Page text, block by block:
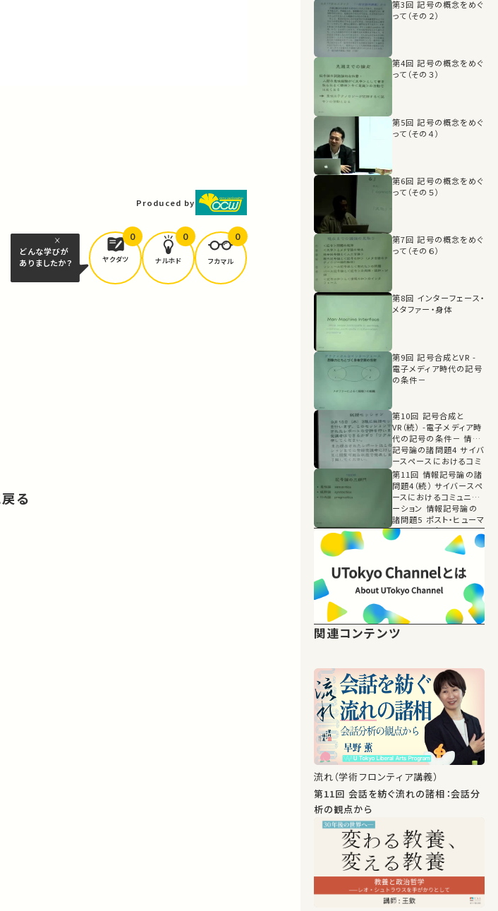
Produced by
どんな学びが
ありましたか？
ヤクダツ
0
ナルホド
0
フカマル
0
る
第3回 記号の概念をめぐ
って（その２）
第4回 記号の概念をめぐ
って（その３）
第5回 記号の概念をめぐ
って（その４）
第6回 記号の概念をめぐ
って（その５）
第7回 記号の概念をめぐ
って（その６）
第8回 インターフェース・
メタファー・身体
第9回 記号合成とVR -
電子メディア時代の記号
の条件－
第10回 記号合成と
VR（続） -電子メディア時
代の記号の条件－ 情報
記号論の諸問題4 サイバ
ースペースにおけるコミ
ュニケーション
第11回 情報記号論の諸
問題4（続） サイバースペ
ースにおけるコミュニケ
ーション 情報記号論の
諸問題5 ポスト・ヒューマ
ンにおける条件
関連コンテンツ
流れ（学術フロンティア講義）
第11回 会話を紡ぐ流れの諸相：会話分
析の観点から